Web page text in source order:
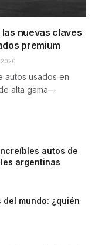
nuevas claves
premium
2026
autos usados en
alta gama—
autos de
argentinas
del mundo: ¿quién